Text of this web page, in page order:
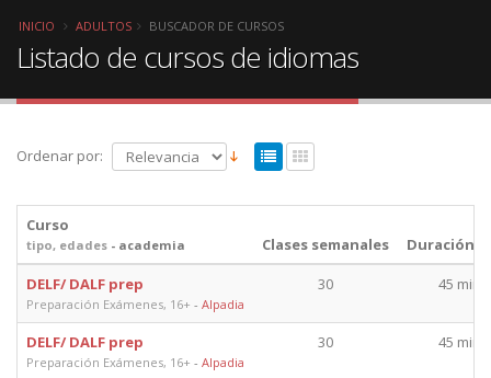
INICIO ADULTOS BUSCADOR DE CURSOS
Listado de cursos de idiomas
Ordenar por:
Curso
tipo, edades - academia Clases semanales
Duración
DELF/ DALF prep
Preparación Exámenes, 16+ - Alpadia
30 45 min.
DELF/ DALF prep
Preparación Exámenes, 16+ - Alpadia
30 45 min.